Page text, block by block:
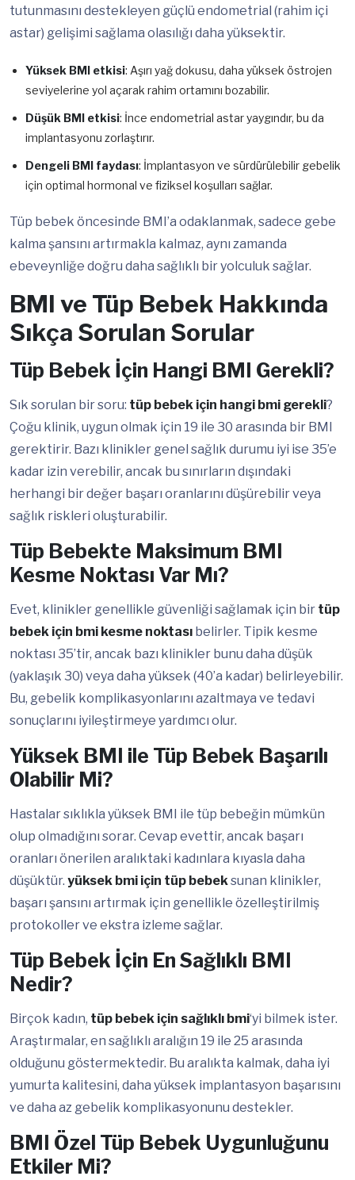
tutunmasını destekleyen güçlü endometrial (rahim içi
astar) gelişimi sağlama olasılığı daha yüksektir.
Yüksek BMI etkisi: Aşırı yağ dokusu, daha yüksek östrojen
seviyelerine yol açarak rahim ortamını bozabilir.
Düşük BMI etkisi: İnce endometrial astar yaygındır, bu da
implantasyonu zorlaştırır.
Dengeli BMI faydası: İmplantasyon ve sürdürülebilir gebelik
için optimal hormonal ve fiziksel koşulları sağlar.
Tüp bebek öncesinde BMI’a odaklanmak, sadece gebe
kalma şansını artırmakla kalmaz, aynı zamanda
ebeveynliğe doğru daha sağlıklı bir yolculuk sağlar.
BMI ve Tüp Bebek Hakkında
Sıkça Sorulan Sorular
Tüp Bebek İçin Hangi BMI Gerekli?
Sık sorulan bir soru: tüp bebek için hangi bmi gerekli?
Çoğu klinik, uygun olmak için 19 ile 30 arasında bir BMI
gerektirir. Bazı klinikler genel sağlık durumu iyi ise 35’e
kadar izin verebilir, ancak bu sınırların dışındaki
herhangi bir değer başarı oranlarını düşürebilir veya
sağlık riskleri oluşturabilir.
Tüp Bebekte Maksimum BMI
Kesme Noktası Var Mı?
Evet, klinikler genellikle güvenliği sağlamak için bir tüp
bebek için bmi kesme noktası belirler. Tipik kesme
noktası 35’tir, ancak bazı klinikler bunu daha düşük
(yaklaşık 30) veya daha yüksek (40’a kadar) belirleyebilir.
Bu, gebelik komplikasyonlarını azaltmaya ve tedavi
sonuçlarını iyileştirmeye yardımcı olur.
Yüksek BMI ile Tüp Bebek Başarılı
Olabilir Mi?
Hastalar sıklıkla yüksek BMI ile tüp bebeğin mümkün
olup olmadığını sorar. Cevap evettir, ancak başarı
oranları önerilen aralıktaki kadınlara kıyasla daha
düşüktür. yüksek bmi için tüp bebeksunan klinikler,
başarı şansını artırmak için genellikle özelleştirilmiş
protokoller ve ekstra izleme sağlar.
Tüp Bebek İçin En Sağlıklı BMI
Nedir?
Birçok kadın, tüp bebek için sağlıklı bmi‘yi bilmek ister.
Araştırmalar, en sağlıklı aralığın 19 ile 25 arasında
olduğunu göstermektedir. Bu aralıkta kalmak, daha iyi
yumurta kalitesini, daha yüksek implantasyon başarısını
ve daha az gebelik komplikasyonunu destekler.
BMI Özel Tüp Bebek Uygunluğunu
Etkiler Mi?